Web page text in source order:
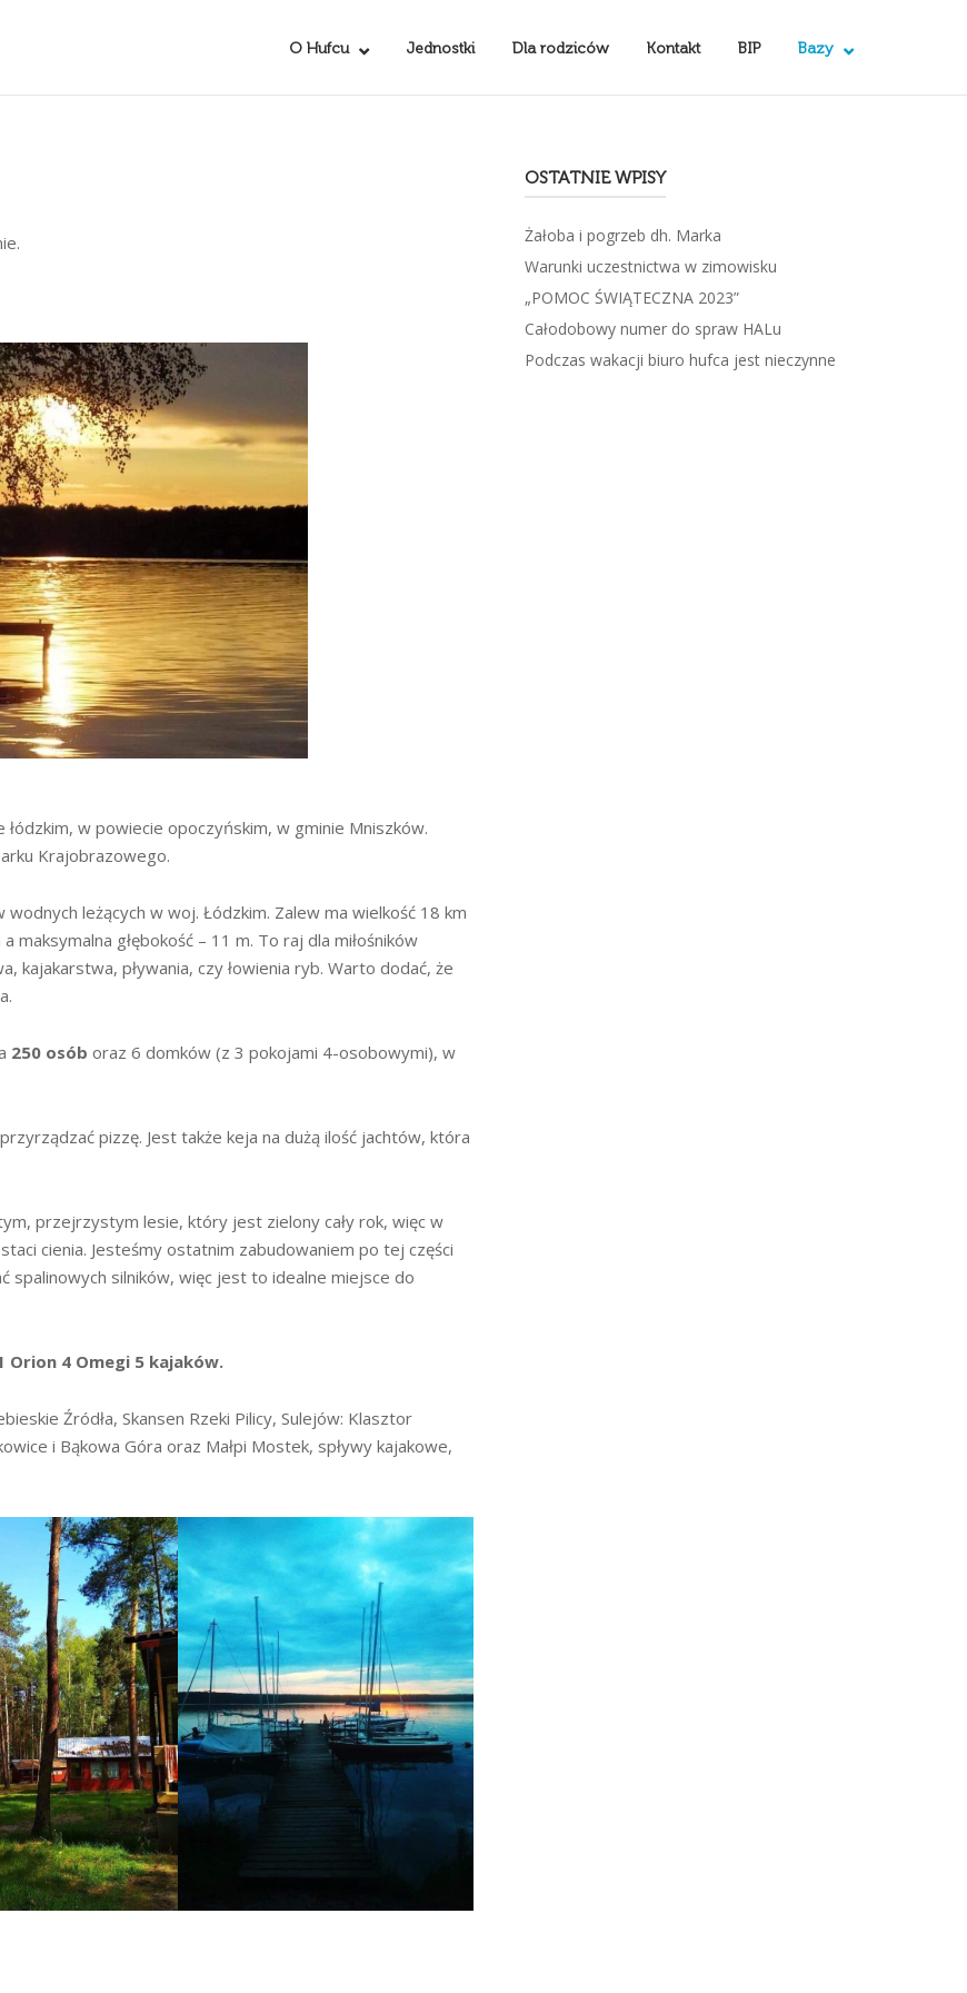
O Hufcu Jednostki Dla rodziców Kontakt BIP Bazy
w powiecie opoczyńskim, w gminie Mniszków.
Krajobrazowego.
leżących w woj. Łódzkim. Zalew ma wielkość 18 km
maksymalna głębokość – 11 m. To raj dla miłośników
pływania, czy łowienia ryb. Warto dodać, że
250 osób oraz 6 domków (z 3 pokojami 4-osobowymi), w
pizzę. Jest także keja na dużą ilość jachtów, która
przejrzystym lesie, który jest zielony cały rok, więc w
cienia. Jesteśmy ostatnim zabudowaniem po tej części
spalinowych silników, więc jest to idealne miejsce do
Orion 4 Omegi 5 kajaków.
Źródła, Skansen Rzeki Pilicy, Sulejów: Klasztor
i Bąkowa Góra oraz Małpi Mostek, spływy kajakowe,
OSTATNIE WPISY
Żałoba i pogrzeb dh. Marka
Warunki uczestnictwa w zimowisku
„POMOC ŚWIĄTECZNA 2023”
Całodobowy numer do spraw HALu
Podczas wakacji biuro hufca jest nieczynne